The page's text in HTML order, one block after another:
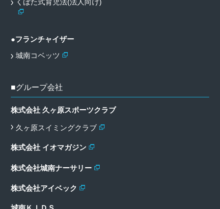
くぼた式育児法(法人向け)
●フランチャイザー
城南コベッツ
■グループ会社
株式会社 久ヶ原スポーツクラブ
久ヶ原スイミングクラブ
株式会社 イオマガジン
株式会社城南ナーサリー
株式会社アイベック